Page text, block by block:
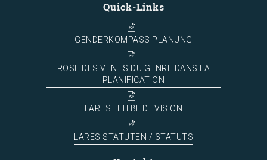
Quick-Links
GENDERKOMPASS PLANUNG
ROSE DES VENTS DU GENRE DANS LA
PLANIFICATION
LARES LEITBILD | VISION
LARES STATUTEN / STATUTS